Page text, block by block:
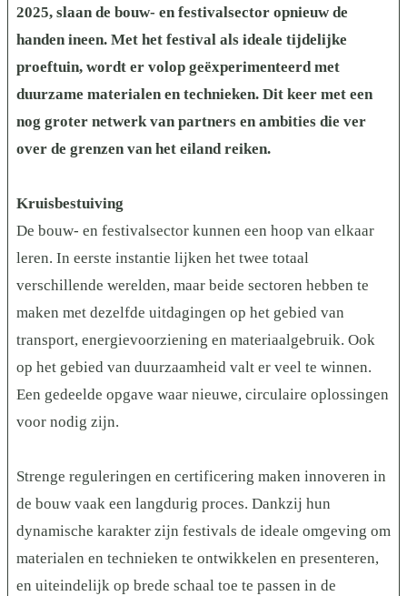
2025, slaan de bouw- en festivalsector opnieuw de
handen ineen. Met het festival als ideale tijdelijke
proeftuin, wordt er volop geëxperimenteerd met
duurzame materialen en technieken. Dit keer met een
nog groter netwerk van partners en ambities die ver
over de grenzen van het eiland reiken.
Kruisbestuiving
De bouw- en festivalsector kunnen een hoop van elkaar
leren. In eerste instantie lijken het twee totaal
verschillende werelden, maar beide sectoren hebben te
maken met dezelfde uitdagingen op het gebied van
transport, energievoorziening en materiaalgebruik. Ook
op het gebied van duurzaamheid valt er veel te winnen.
Een gedeelde opgave waar nieuwe, circulaire oplossingen
voor nodig zijn.
Strenge reguleringen en certificering maken innoveren in
de bouw vaak een langdurig proces. Dankzij hun
dynamische karakter zijn festivals de ideale omgeving om
materialen en technieken te ontwikkelen en presenteren,
en uiteindelijk op brede schaal toe te passen in de